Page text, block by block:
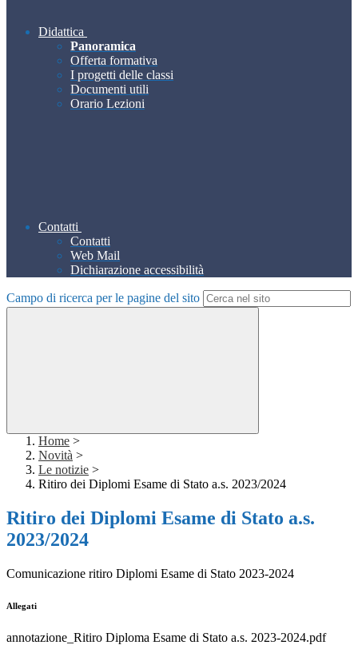
Didattica
Panoramica
Offerta formativa
I progetti delle classi
Documenti utili
Orario Lezioni
Contatti
Contatti
Web Mail
Dichiarazione accessibilità
Campo di ricerca per le pagine del sito
Home >
Novità >
Le notizie >
Ritiro dei Diplomi Esame di Stato a.s. 2023/2024
Ritiro dei Diplomi Esame di Stato a.s.
2023/2024
Comunicazione ritiro Diplomi Esame di Stato 2023-2024
Allegati
annotazione_Ritiro Diploma Esame di Stato a.s. 2023-2024.pdf